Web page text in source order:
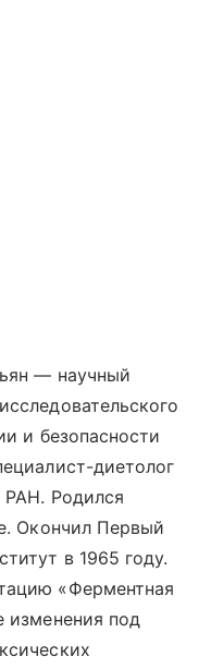
— научный
и безопасности
диетолог
РАН. Родился
Окончил Первый
в 1965 году.
«Ферментная
изменения под